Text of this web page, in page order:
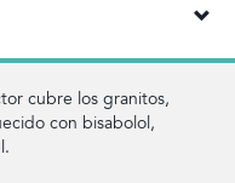
cubre los granitos,
con bisabolol,